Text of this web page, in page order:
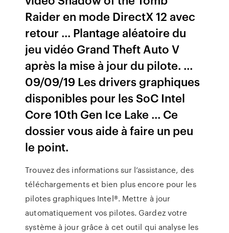
Raider en mode DirectX 12 avec
retour ... Plantage aléatoire du
jeu vidéo Grand Theft Auto V
après la mise à jour du pilote. ...
09/09/19 Les drivers graphiques
disponibles pour les SoC Intel
Core 10th Gen Ice Lake ... Ce
dossier vous aide à faire un peu
le point.
Trouvez des informations sur l’assistance, des
téléchargements et bien plus encore pour les
pilotes graphiques Intel®. Mettre à jour
automatiquement vos pilotes. Gardez votre
système à jour grâce à cet outil qui analyse les